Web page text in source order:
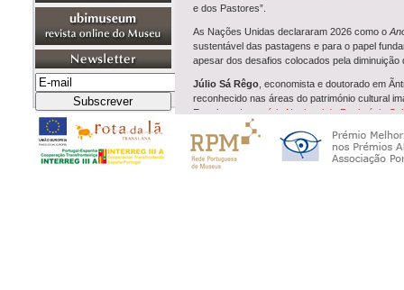
e dos Pastores”.
As Nações Unidas declararam 2026 como o
sustentável das pastagens e para o papel
apesar dos desafios colocados pela
Júlio Sá Rêgo, economista e doutorado em
reconhecido nas áreas do património cultural
Estrela aoInventário Nacional do Património
A sessão propõe uma reflexão sobre as
que as celebrações do Ano Internacional das